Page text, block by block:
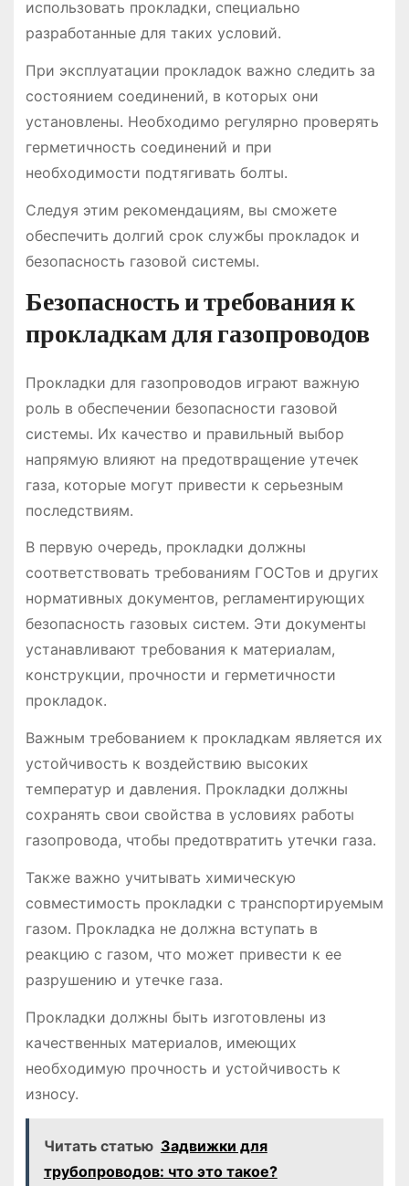
использовать прокладки, специально
разработанные для таких условий.
При эксплуатации прокладок важно следить за
состоянием соединений, в которых они
установлены. Необходимо регулярно проверять
герметичность соединений и при
необходимости подтягивать болты.
Следуя этим рекомендациям, вы сможете
обеспечить долгий срок службы прокладок и
безопасность газовой системы.
Безопасность и требования к
прокладкам для газопроводов
Прокладки для газопроводов играют важную
роль в обеспечении безопасности газовой
системы. Их качество и правильный выбор
напрямую влияют на предотвращение утечек
газа, которые могут привести к серьезным
последствиям.
В первую очередь, прокладки должны
соответствовать требованиям ГОСТов и других
нормативных документов, регламентирующих
безопасность газовых систем. Эти документы
устанавливают требования к материалам,
конструкции, прочности и герметичности
прокладок.
Важным требованием к прокладкам является их
устойчивость к воздействию высоких
температур и давления. Прокладки должны
сохранять свои свойства в условиях работы
газопровода, чтобы предотвратить утечки газа.
Также важно учитывать химическую
совместимость прокладки с транспортируемым
газом. Прокладка не должна вступать в
реакцию с газом, что может привести к ее
разрушению и утечке газа.
Прокладки должны быть изготовлены из
качественных материалов, имеющих
необходимую прочность и устойчивость к
износу.
Читать статью Задвижки для
трубопроводов: что это такое?